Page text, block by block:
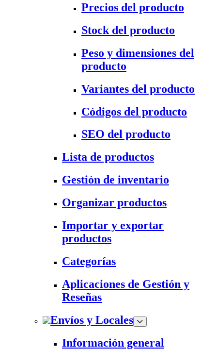
Precios del producto
Stock del producto
Peso y dimensiones del
producto
Variantes del producto
Códigos del producto
SEO del producto
Lista de productos
Gestión de inventario
Organizar productos
Importar y exportar
productos
Categorías
Aplicaciones de Gestión y
Reseñas
Envíos y Locales
Información general